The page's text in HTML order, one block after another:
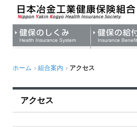
ホーム 組合案内 アクセス
アクセス